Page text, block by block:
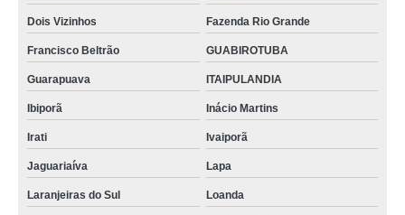
Dois Vizinhos Fazenda Rio Grande
Francisco Beltrão GUABIROTUBA
Guarapuava ITAIPULANDIA
Ibiporã Inácio Martins
Irati Ivaiporã
Jaguariaíva Lapa
Laranjeiras do Sul Loanda